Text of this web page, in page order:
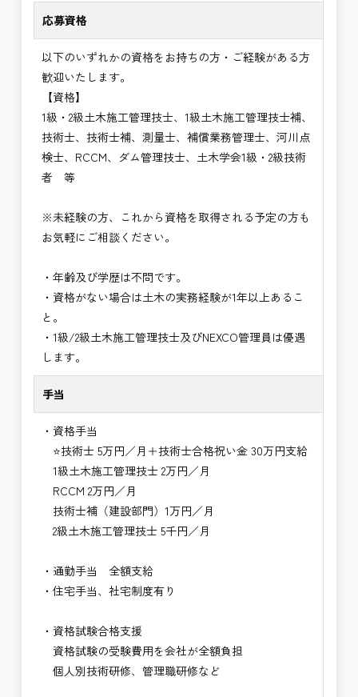
応募資格
以下のいずれかの資格をお持ちの方・ご経験がある方
歓迎いたします。
【資格】
1級・2級土木施工管理技士、1級土木施工管理技士補、
技術士、技術士補、測量士、補償業務管理士、河川点
検士、RCCM、ダム管理技士、土木学会1級・2級技術
者 等
※未経験の方、これから資格を取得される予定の方も
お気軽にご相談ください。
・年齢及び学歴は不問です。
・資格がない場合は土木の実務経験が1年以上あるこ
と。
・1級/2級土木施工管理技士及びNEXCO管理員は優遇
します。
手当
・資格手当
⭐技術士 5万円／月＋技術士合格祝い金 30万円支給
1級土木施工管理技士 2万円／月
RCCM 2万円／月
技術士補（建設部門）1万円／月
2級土木施工管理技士 5千円／月
・通勤手当 全額支給
・住宅手当、社宅制度有り
・資格試験合格支援
資格試験の受験費用を会社が全額負担
個人別技術研修、管理職研修など